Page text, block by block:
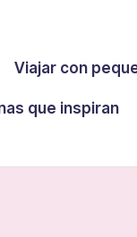
Viajar con
que inspiran